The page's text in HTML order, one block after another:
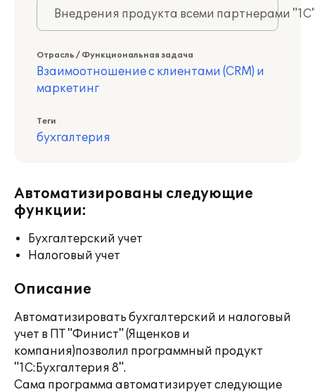
Внедрения продукта всеми партнерами
Отрасль / Функциональная задача
Взаимоотношение с клиентами (CRM) и
маркетинг
Теги
бухгалтерия
Автоматизированы следующие
функции:
Бухгалтерский учет
Налоговый учет
Описание
Автоматизировать бухгалтерский и налоговый
учет в ПТ "Финист" (Ященков и
компания)позволил программный продукт
"1С:Бухгалтерия 8".
Сама программа автоматизирует следующие